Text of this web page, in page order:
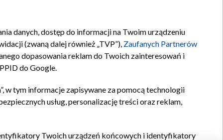
Kontakt
danych, dostęp do informacji na Twoim urządzeniu
(zwaną dalej również „TVP”), Zaufanych Partnerów
dopasowania reklam do Twoich zainteresowań i
do Google.
w tym informacje zapisywane za pomocą technologii
usług, personalizację treści oraz reklam,
Twoich urządzeń końcowych i identyfikatory